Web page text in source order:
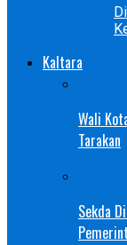
Kaltara
Wali
Tarakan
Sekda